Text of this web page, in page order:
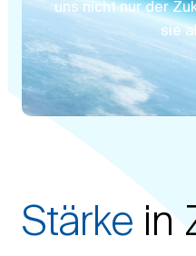
uns nicht nur der
sie
Stärke in